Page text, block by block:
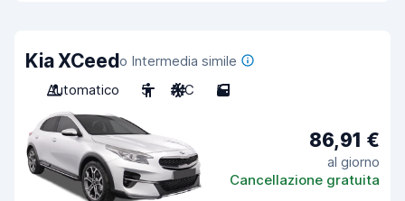
Kia XCeedo Intermedia simile
Automatico
5 A/C 5
86,91 €
al giorno
Cancellazione gratuita